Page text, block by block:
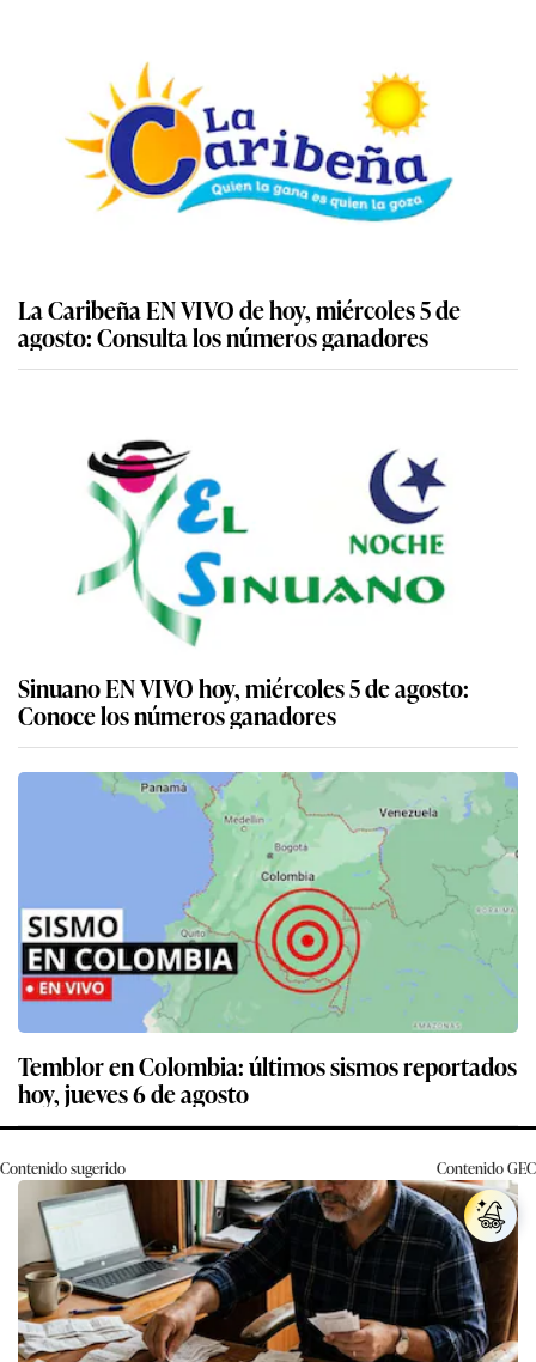
La Caribeña EN VIVO de hoy, miércoles 5 de
agosto: Consulta los números ganadores
Sinuano EN VIVO hoy, miércoles 5 de agosto:
Conoce los números ganadores
Temblor en Colombia: últimos sismos reportados
hoy, jueves 6 de agosto
Contenido sugerido ContenidoGEC